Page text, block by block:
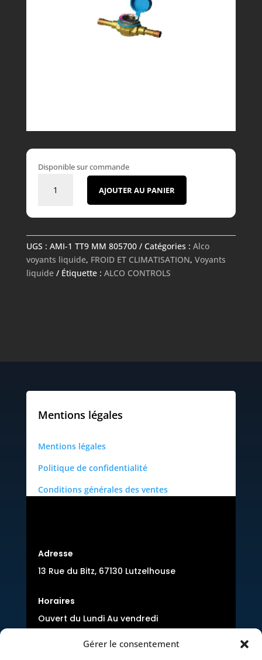
Gérer le consentement
Disponible sur commande
liquide
-
AMI-
1
TT9
AJOUTER AU PANIER
UGS : AMI-1 TT9 MM 805700 Catégories : Alco
voyants liquide, FROID ET CLIMATISATION, Voyants
liquide
Étiquette : ALCO CONTROLS
Mentions légales
Mentions légales
Politique de confidentialité
Conditions générales des ventes
Adresse
13 Rue du Bitz, 67130 Lutzelhouse
Horaires
Ouvert du Lundi Au vendredi
8:00-12:00 et 14:00-17h00